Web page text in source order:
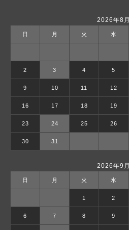
2026年8月
日 月 火 水
2 3 4 5
9 10 11 12
16 17 18 19
23 24 25 26
30 31
2026年9月
日 月 火 水
1 2
6 7 8 9